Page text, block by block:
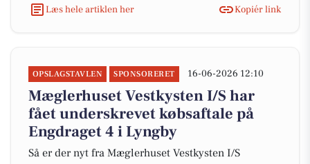
Læs hele artiklen her Kopiér link
OPSLAGSTAVLEN SPONSORERET 16-06-2026 12:10
Mæglerhuset Vestkysten I/S har
fået underskrevet købsaftale på
Engdraget 4 i Lyngby
Så er der nyt fra Mæglerhuset Vestkysten I/S